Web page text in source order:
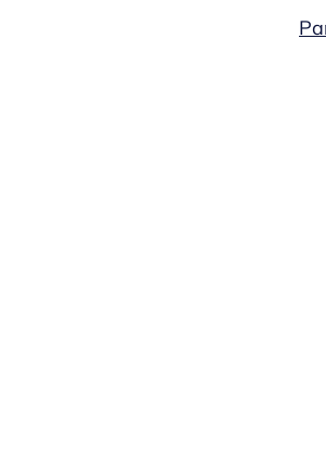
Huwelijk
Bij het aangaan (of beëindigen)
huwelijk is het belangrijk dat je
adviseren. Wanneer je gaat
niet gaat trouwen of een
partnerschap aangaat kan het
zijn om goede afspraken te